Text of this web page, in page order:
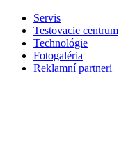
Servis
Testovacie centrum
Technológie
Fotogaléria
Reklamní partneri